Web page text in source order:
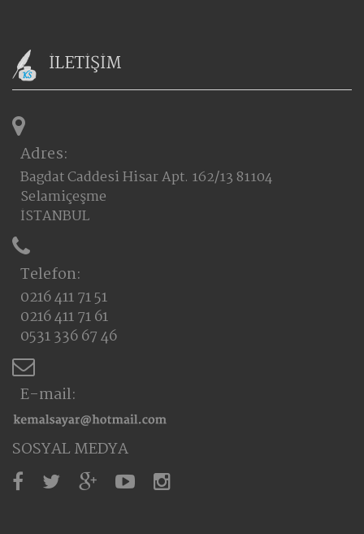
İLETİŞİM
Adres:
Bagdat Caddesi Hisar Apt. 162/13 81104
Selamiçeşme
İSTANBUL
Telefon:
0216 411 71 51
0216 411 71 61
0531 336 67 46
E-mail:
SOSYAL MEDYA